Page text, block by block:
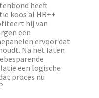
heeft
koos al HR++
hij van
een
ervoor dat
Na het laten
een logische
proces nu